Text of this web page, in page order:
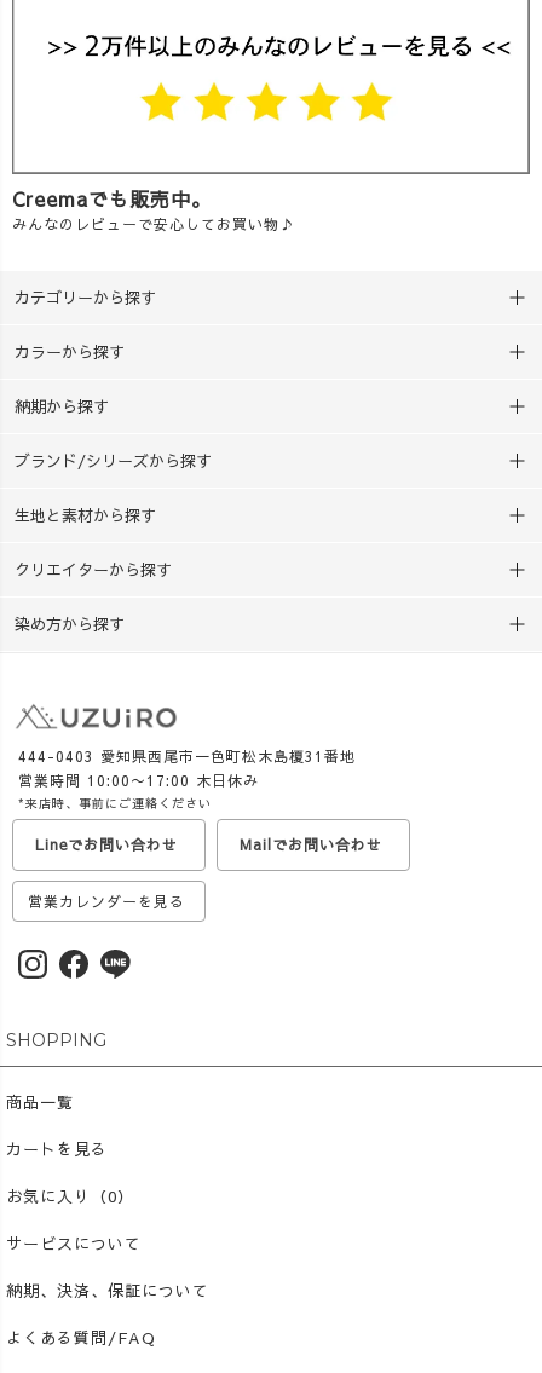
Creemaでも販売中。
みんなのレビューで安心してお買い物♪
カテゴリーから探す
カラーから探す
納期から探す
ブランド/シリーズから探す
生地と素材から探す
クリエイターから探す
染め方から探す
444-0403 愛知県西尾市一色町松木島榎31番地
営業時間 10:00〜17:00 木日休み
*来店時、事前にご連絡ください
Lineでお問い合わせ Mailでお問い合わせ
営業カレンダーを見る
SHOPPING
商品一覧
カートを見る
お気に入り（0）
サービスについて
納期、決済、保証について
よくある質問/FAQ